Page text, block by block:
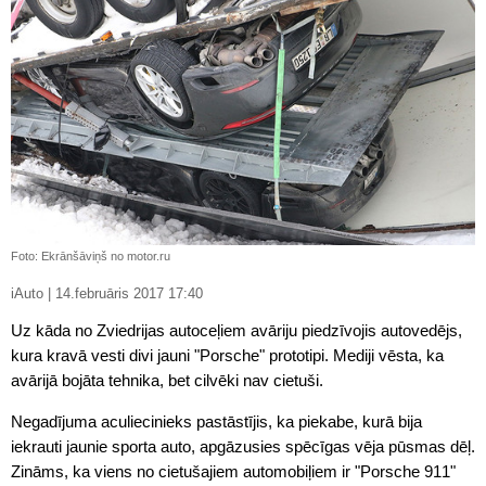
Foto: Ekrānšāviņš no motor.ru
iAuto | 14.februāris 2017 17:40
Uz kāda no Zviedrijas autoceļiem avāriju piedzīvojis autovedējs,
kura kravā vesti divi jauni "Porsche" prototipi. Mediji vēsta, ka
avārijā bojāta tehnika, bet cilvēki nav cietuši.
Negadījuma aculiecinieks pastāstījis, ka piekabe, kurā bija
iekrauti jaunie sporta auto, apgāzusies spēcīgas vēja pūsmas dēļ.
Zināms, ka viens no cietušajiem automobiļiem ir "Porsche 911"